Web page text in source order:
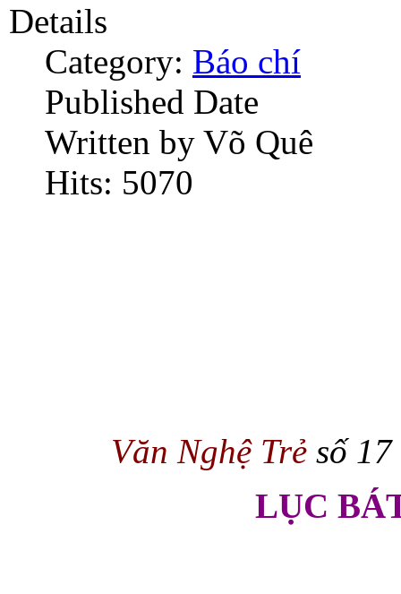
Details
Category: Báo chí
Published Date
Written by Võ Quê
Hits: 5070
Văn Nghệ Trẻ số
LỤC